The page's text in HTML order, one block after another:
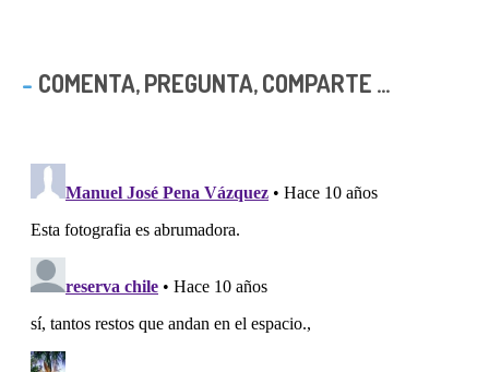
COMENTA, PREGUNTA, COMPARTE ...